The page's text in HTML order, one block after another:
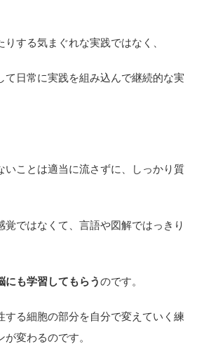
する気まぐれな実践ではなく、
て日常に実践を組み込んで継続的な実
いことは適当に流さずに、しっかり質
覚ではなくて、言語や図解ではっきり
にも学習してもらうのです。
する細胞の部分を自分で変えていく練
変わるのです。